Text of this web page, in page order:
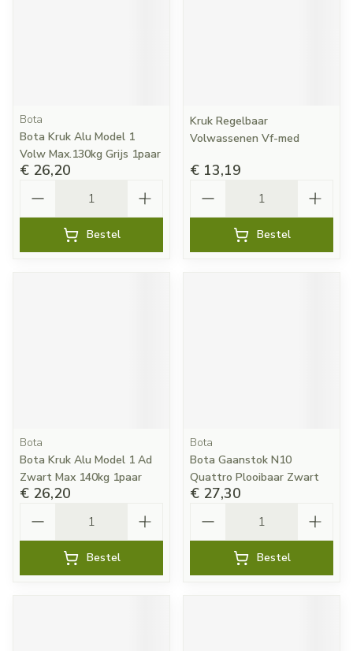
Bota
Bota Kruk Alu Model 1
Volw Max.130kg Grijs 1paar
€ 26,20
Bestel
Kruk Regelbaar
Volwassenen Vf-med
€ 13,19
Bestel
Bota
Bota Kruk Alu Model 1 Ad
Zwart Max 140kg 1paar
€ 26,20
Bestel
Bota
Bota Gaanstok N10
Quattro Plooibaar Zwart
€ 27,30
Bestel